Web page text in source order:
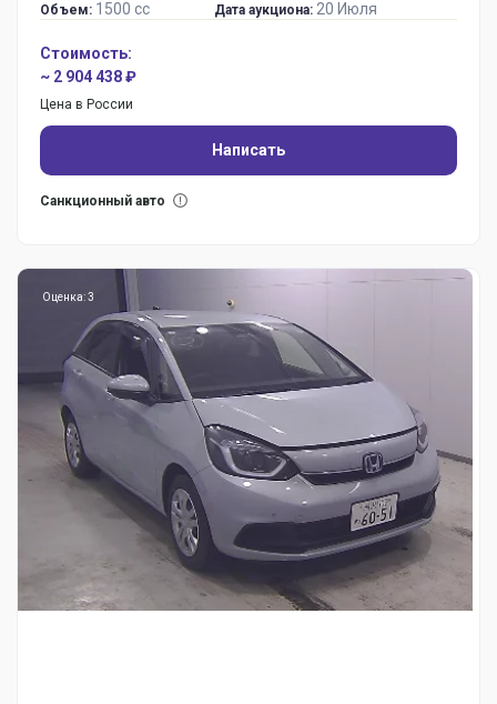
Объем: 1500 сс Дата аукциона: 20 Июля
Стоимость:
~ 2 904 438 ₽
Цена в России
Написать
Санкционный авто
Оценка: 3